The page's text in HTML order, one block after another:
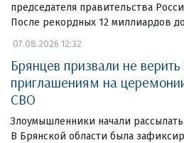
председателя правительства
После рекордных 12 миллиардов
07.08.2026 12:32
Брянцев призвали не
приглашениям на
СВО
Злоумышленники начали
В Брянской области была